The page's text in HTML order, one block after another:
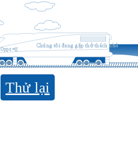
Opps =((
Chúng tôi đang gặp thử thách nhỏ
Thử lại